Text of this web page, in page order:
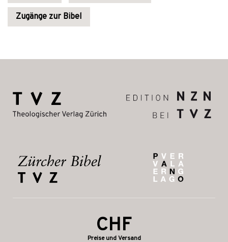
Zugänge zur Bibel
CHF
Preise und Versand